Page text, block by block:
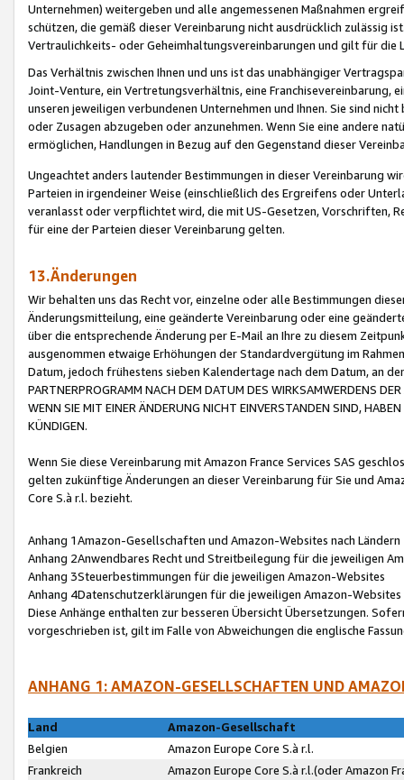
Unternehmen) weitergeben und alle angemessenen Maßnahmen
schützen, die gemäß dieser Vereinbarung nicht ausdrücklich zulässig
Vertraulichkeits- oder Geheimhaltungsvereinbarungen und gilt für die
Das Verhältnis zwischen Ihnen und uns ist das unabhängiger
Joint-Venture, ein Vertretungsverhältnis, eine Franchisevereinbarung,
unseren jeweiligen verbundenen Unternehmen und Ihnen. Sie sind
oder Zusagen abzugeben oder anzunehmen. Wenn Sie eine andere
ermöglichen, Handlungen in Bezug auf den Gegenstand dieser
Ungeachtet anders lautender Bestimmungen in dieser Vereinbarung
Parteien in irgendeiner Weise (einschließlich des Ergreifens oder
veranlasst oder verpflichtet wird, die mit US-Gesetzen, Vorschriften,
für eine der Parteien dieser Vereinbarung gelten.
13.Änderungen
Wir behalten uns das Recht vor, einzelne oder alle Bestimmungen
Änderungsmitteilung, eine geänderte Vereinbarung oder eine
über die entsprechende Änderung per E-Mail an Ihre zu diesem
ausgenommen etwaige Erhöhungen der Standardvergütung im
Datum, jedoch frühestens sieben Kalendertage nach dem Datum, an
PARTNERPROGRAMM NACH DEM DATUM DES WIRKSAMWERDENS
WENN SIE MIT EINER ÄNDERUNG NICHT EINVERSTANDEN SIND,
KÜNDIGEN.
Wenn Sie diese Vereinbarung mit Amazon France Services SAS
gelten zukünftige Änderungen an dieser Vereinbarung für Sie und
Core S.à r.l. bezieht.
Anhang 1Amazon-Gesellschaften und Amazon-Websites nach Ländern
Anhang 2Anwendbares Recht und Streitbeilegung für die jeweiligen
Anhang 3Steuerbestimmungen für die jeweiligen Amazon-Websites
Anhang 4Datenschutzerklärungen für die jeweiligen Amazon-Websites
Diese Anhänge enthalten zur besseren Übersicht Übersetzungen.
vorgeschrieben ist, gilt im Falle von Abweichungen die englische
ANHANG 1: AMAZON-GESELLSCHAFTEN UND
Land
Amazon-Gesellschaft
Belgien
Amazon Europe Core S.à r.l.
Frankreich
Amazon Europe Core S.à r.l.(oder Amazon